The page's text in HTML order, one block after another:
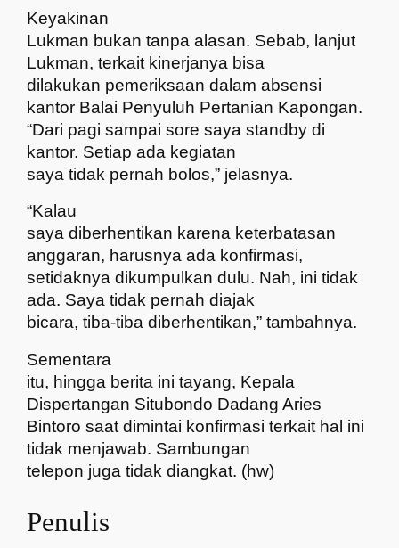
Keyakinan
Lukman bukan tanpa alasan. Sebab, lanjut
Lukman, terkait kinerjanya bisa
dilakukan pemeriksaan dalam absensi
kantor Balai Penyuluh Pertanian Kapongan.
“Dari pagi sampai sore saya standby di
kantor. Setiap ada kegiatan
saya tidak pernah bolos,” jelasnya.
“Kalau
saya diberhentikan karena keterbatasan
anggaran, harusnya ada konfirmasi,
setidaknya dikumpulkan dulu. Nah, ini tidak
ada. Saya tidak pernah diajak
bicara, tiba-tiba diberhentikan,” tambahnya.
Sementara
itu, hingga berita ini tayang, Kepala
Dispertangan Situbondo Dadang Aries
Bintoro saat dimintai konfirmasi terkait hal ini
tidak menjawab. Sambungan
telepon juga tidak diangkat. (hw)
Penulis